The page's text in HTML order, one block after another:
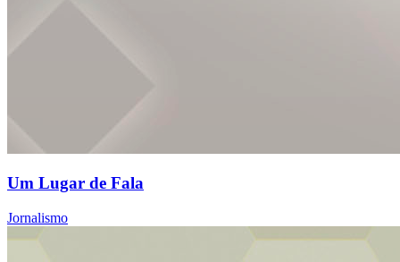
Um Lugar de Fala
Jornalismo